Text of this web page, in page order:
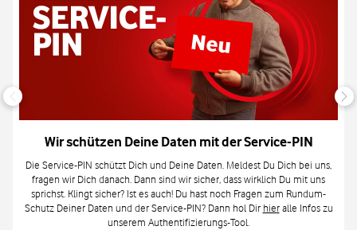
Wir schützen Deine Daten mit der Service-PIN
Die Service-PIN schützt Dich und Deine Daten. Meldest Du Dich bei uns,
fragen wir Dich danach. Dann sind wir sicher, dass wirklich Du mit uns
sprichst. Klingt sicher? Ist es auch! Du hast noch Fragen zum Rundum-
Schutz Deiner Daten und der Service-PIN? Dann hol Dir hieralle Infos zu
unserem Authentifizierungs-Tool.